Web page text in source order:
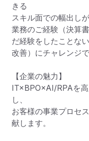
きる
スキル面での幅出し
業務のご経験（決算
だ経験をしたことな
改善）にチャレンジ
【企業の魅力】
IT×BPO×AI/RPAを
し、
お客様の事業プロセ
献します。